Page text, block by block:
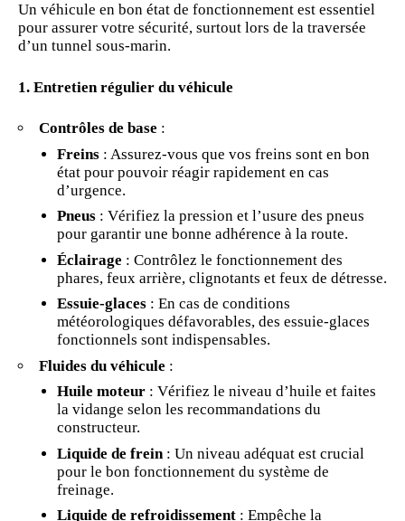
Un véhicule en bon état de fonctionnement est essentiel
pour assurer votre sécurité, surtout lors de la traversée
d’un tunnel sous-marin.
1. Entretien régulier du véhicule
Contrôles de base :
Freins: Assurez-vous que vos freins sont en bon
état pour pouvoir réagir rapidement en cas
d’urgence.
Pneus: Vérifiez la pression et l’usure des pneus
pour garantir une bonne adhérence à la route.
Éclairage : Contrôlez le fonctionnement des
phares, feux arrière, clignotants et feux de détresse.
Essuie-glaces: En cas de conditions
météorologiques défavorables, des essuie-glaces
fonctionnels sont indispensables.
Fluides du véhicule :
Huile moteur: Vérifiez le niveau d’huile et faites
la vidange selon les recommandations du
constructeur.
Liquide de frein: Un niveau adéquat est crucial
pour le bon fonctionnement du système de
freinage.
Liquide de refroidissement: Empêche la